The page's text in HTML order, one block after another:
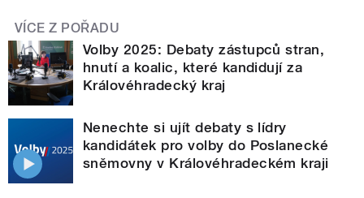
VÍCE Z POŘADU
Volby 2025: Debaty zástupců stran,
hnutí a koalic, které kandidují za
Královéhradecký kraj
Nenechte si ujít debaty s lídry
kandidátek pro volby do Poslanecké
sněmovny v Královéhradeckém kraji